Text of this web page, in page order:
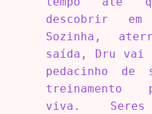
descobrir
Sozinha,
saída, Dru vai
pedacinho de
treinamento
viva. Seres